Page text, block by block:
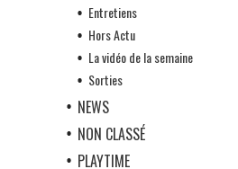
Entretiens
Hors Actu
La vidéo de la semaine
Sorties
NEWS
NON CLASSÉ
PLAYTIME